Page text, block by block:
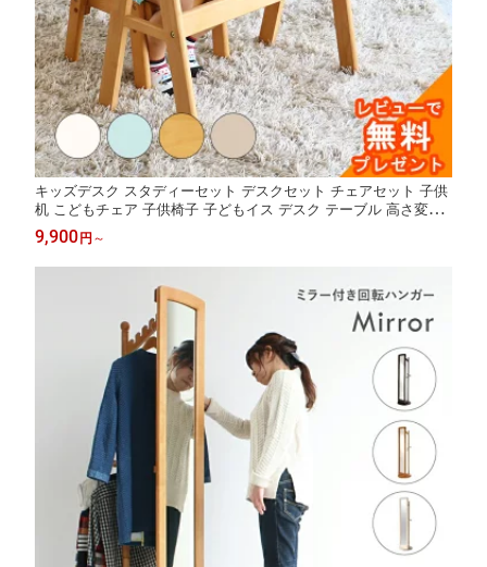
キッズデスク スタディーセット デスクセット チェアセット 子供
机 こどもチェア 子供椅子 子どもイス デスク テーブル 高さ変更
幼稚園から小学生 勉強机 お絵描き 幼児 天然木 学習 プレゼント
1歳 幼稚園 入学 子供 椅子 机 白 いちばかぐ
9,900 円 ～